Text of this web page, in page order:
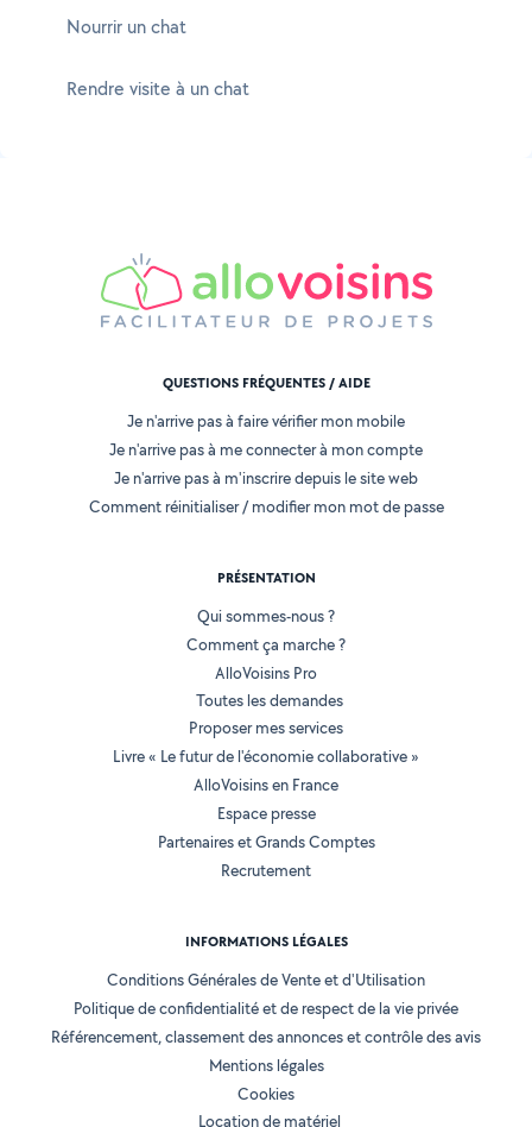
Nourrir un chat
Rendre visite à un chat
QUESTIONS FRÉQUENTES / AIDE
Je n'arrive pas à faire vérifier mon mobile
Je n'arrive pas à me connecter à mon compte
Je n'arrive pas à m'inscrire depuis le site web
Comment réinitialiser / modifier mon mot de passe
PRÉSENTATION
Qui sommes-nous ?
Comment ça marche ?
AlloVoisins Pro
Toutes les demandes
Proposer mes services
Livre « Le futur de l'économie collaborative »
AlloVoisins en France
Espace presse
Partenaires et Grands Comptes
Recrutement
INFORMATIONS LÉGALES
Conditions Générales de Vente et d'Utilisation
Politique de confidentialité et de respect de la vie privée
Référencement, classement des annonces et contrôle des avis
Mentions légales
Cookies
Location de matériel